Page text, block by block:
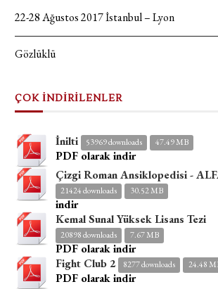
22-28 Ağustos 2017 İstanbul – Lyon
Gözlüklü
ÇOK İNDİRİLENLER
İnilti 53969 downloads 47.49 MB
PDF olarak indir
Çizgi Roman Ansiklopedisi -
21424 downloads 30.52 MB
indir
Kemal Sunal Yüksek Lisans Tezi
20898 downloads 7.67 MB
PDF olarak indir
Fight Club 2
8277 downloads 24.48
PDF olarak indir